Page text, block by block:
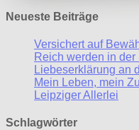
Neueste Beiträge
Versichert auf
Reich werden in der
Liebeserklärung an
Mein Leben, mein
Leipziger Allerlei
Schlagwörter